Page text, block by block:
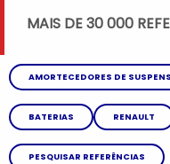
MAIS DE 30 000
AMORTECEDORES DE
BATERIAS RENAULT
PESQUISAR REFERÊNCIAS